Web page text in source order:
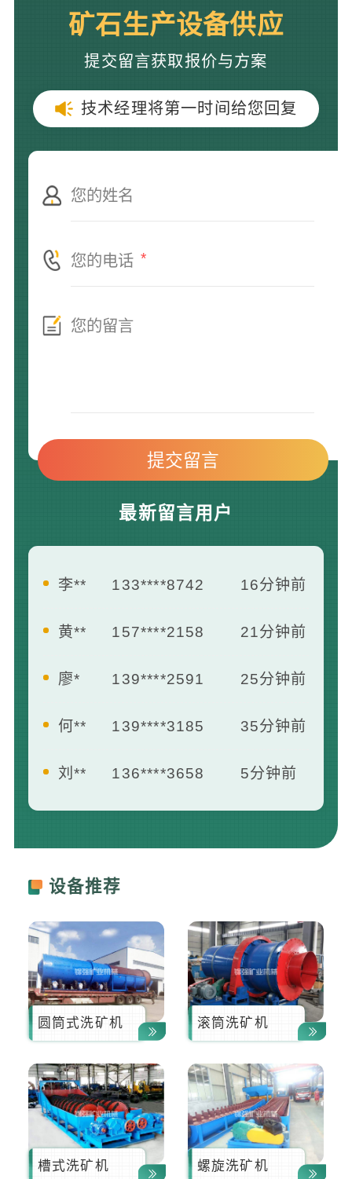
矿石生产设备供应
提交留言获取报价与方案
技术经理将第一时间给您回复
*
最新留言用户
黄** 157****2158 21分钟前
廖* 139****2591 25分钟前
何** 139****3185 35分钟前
刘** 136****3658 5分钟前
王** 139****2412 7分钟前
设备推荐
圆筒式洗矿机 滚筒洗矿机
槽式洗矿机 螺旋洗矿机